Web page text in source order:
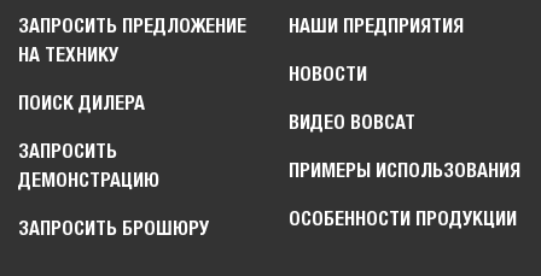
ЗАПРОСИТЬ ПРЕДЛОЖЕНИЕ
НА ТЕХНИКУ
ПОИСК ДИЛЕРА
ЗАПРОСИТЬ
ДЕМОНСТРАЦИЮ
ЗАПРОСИТЬ БРОШЮРУ
НАШИ ПРЕДПРИЯТИЯ
НОВОСТИ
ВИДЕО BOBCAT
ПРИМЕРЫ ИСПОЛЬЗОВАНИЯ
ОСОБЕННОСТИ ПРОДУКЦИИ